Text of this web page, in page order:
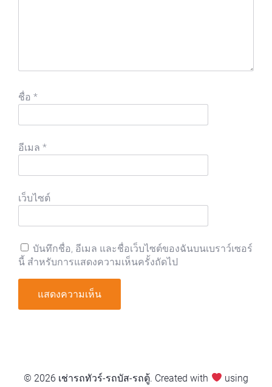
ชื่อ *
อีเมล *
เว็บไซต์
บันทึกชื่อ, อีเมล และชื่อเว็บไซต์ของฉันบนเบราว์เซอร์
นี้ สำหรับการแสดงความเห็นครั้งถัดไป
© 2026 เช่ารถทัวร์-รถบัส-รถตู้. Created with
using